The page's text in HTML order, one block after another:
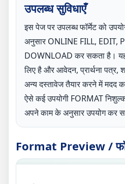
उपलब्ध सुविधाएँ
इस पेज पर उपलब्ध फॉर्मेट को
अनुसार ONLINE FILL, EDIT,
DOWNLOAD कर सकता है।
लिए है और आवेदन, प्रार्थना पत्र,
अन्य दस्तावेज तैयार करने में मदद
ऐसे कई उपयोगी FORMAT
अपने काम के अनुसार उपयोग कर
Format Preview /